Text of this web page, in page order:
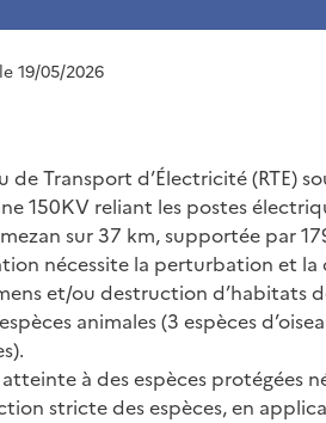
19/05/2026
de Transport d’Électricité (RTE)
150KV reliant les postes
sur 37 km, supportée par
nécessite la perturbation et
et/ou destruction d’habitats
animales (3 espèces
à des espèces protégées
stricte des espèces, en